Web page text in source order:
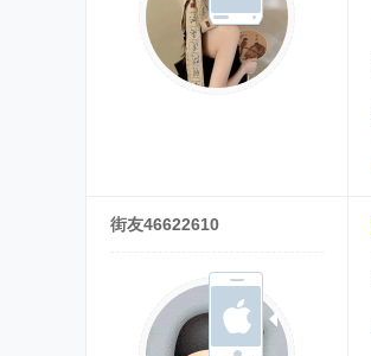
街友46622610